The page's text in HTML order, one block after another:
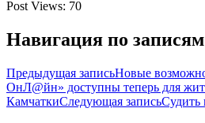
Post Views: 70
Навигация по записям
Предыдущая записьНовые
ОнЛ@йн» доступны теперь для
КамчаткиСледующая записьСудить